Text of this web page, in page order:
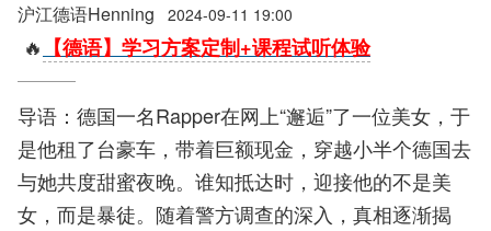
沪江德语Henning 2024-09-11 19:00
🔥 【德语】学习方案定制+课程试听体验
导语：德国一名Rapper在网上“邂逅”了一位美女，于
是他租了台豪车，带着巨额现金，穿越小半个德国去
与她共度甜蜜夜晚。谁知抵达时，迎接他的不是美
女，而是暴徒。随着警方调查的深入，真相逐渐揭